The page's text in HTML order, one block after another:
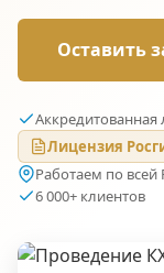
Оставить
Аккредитованная
Лицензия
Работаем по всей
6 000+ клиентов